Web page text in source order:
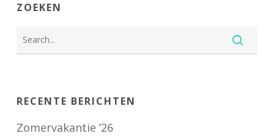
ZOEKEN
RECENTE BERICHTEN
Zomervakantie ’26